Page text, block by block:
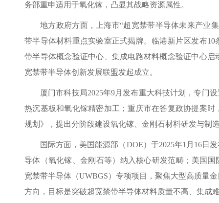
务部重申适用于氧化镓，凸显其战略资源属性。
地方政府方面，上海市“超宽禁带半导体未来产业
带半导体材料重点实验室正式揭牌。临港新片区发布
带半导体概念验证中心、集成电路材料概念验证中心
宽禁带半导体创新发展联盟发起成立。
厦门市科技局2025年9月发布重大科技计划，专门
热沉基板和氧化镓精密加工；重庆市在答复政协提案
规划》，提出分阶段建设氧化镓、金刚石材料研发与制
国际方面，美国能源部（DOE）于2025年1月16日
导体（氧化镓、金刚石等）纳入核心研发范畴；美国
宽禁带半导体（UWBGS）专项项目，聚焦大型高质量
方向，目标是突破超宽禁带半导体材料质量不高、集成